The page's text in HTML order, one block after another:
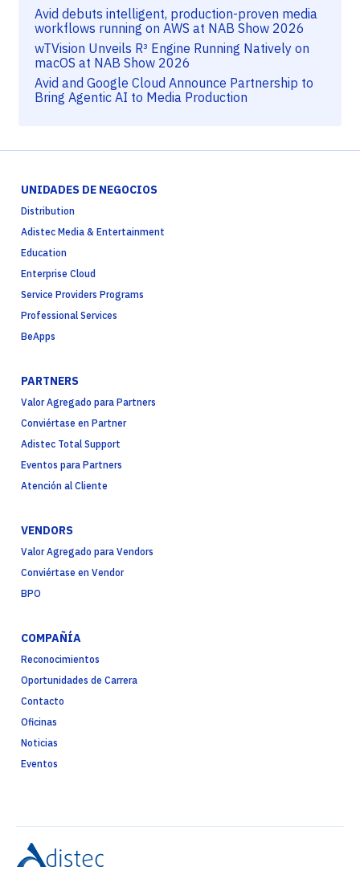
Avid debuts intelligent, production-proven media
workflows running on AWS at NAB Show 2026
wTVision Unveils R³ Engine Running Natively on
macOS at NAB Show 2026
Avid and Google Cloud Announce Partnership to
Bring Agentic AI to Media Production
UNIDADES DE NEGOCIOS
Distribution
Adistec Media & Entertainment
Education
Enterprise Cloud
Service Providers Programs
Professional Services
BeApps
PARTNERS
Valor Agregado para Partners
Conviértase en Partner
Adistec Total Support
Eventos para Partners
Atención al Cliente
VENDORS
Valor Agregado para Vendors
Conviértase en Vendor
BPO
COMPAÑÍA
Reconocimientos
Oportunidades de Carrera
Contacto
Oficinas
Noticias
Eventos